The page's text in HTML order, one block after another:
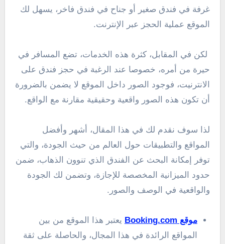
غرفة في فندق صغير أو جناح في فندق فاخر، يسهل لك
الموقع عملية الحجز عبر الإنترنت.
لكن في المقابل، كثرة هذه الخدمات، تضع المسافر في
حيرة من أمره، خصوصا عند الرغبة في حجز فندق على
الانترنيت، فوجود الصور داخل الموقع لا يضمن بالضرورة
أن تكون هذه الصور واقعية وحقيقية مقارنة مع الواقع.
لذا سوف نقدم لك في هذا المقال، أشهر وأفضل
المواقع والتطبيقات حول العالم من حيث الجودة، والتي
توفر إمكانة البحث عن الفندق الذي تنوون الذهاب، ضمن
حدود الميزانية المخصصة للإجازة، وتضمن لك الجودة
والواقعية في الوصف والصور.
موقع Booking.com
يعتبر هذا الموقع من بين
المواقع الرائدة في هذا المجال، والحاصلة على ثقة